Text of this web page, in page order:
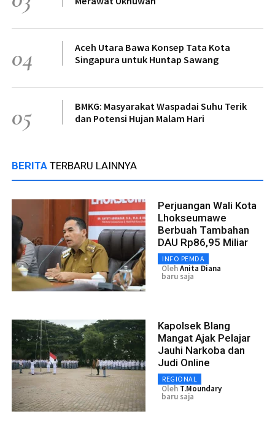
04
Aceh Utara Bawa Konsep Tata Kota
Singapura untuk Huntap Sawang
05
BMKG: Masyarakat Waspadai Suhu Terik
dan Potensi Hujan Malam Hari
BERITA TERBARU LAINNYA
Perjuangan Wali Kota
Lhokseumawe
Berbuah Tambahan
DAU Rp86,95 Miliar
INFO PEMDA
OlehAnita Diana
baru saja
Kapolsek Blang
Mangat Ajak Pelajar
Jauhi Narkoba dan
Judi Online
REGIONAL
Oleh T.moundary
baru saja